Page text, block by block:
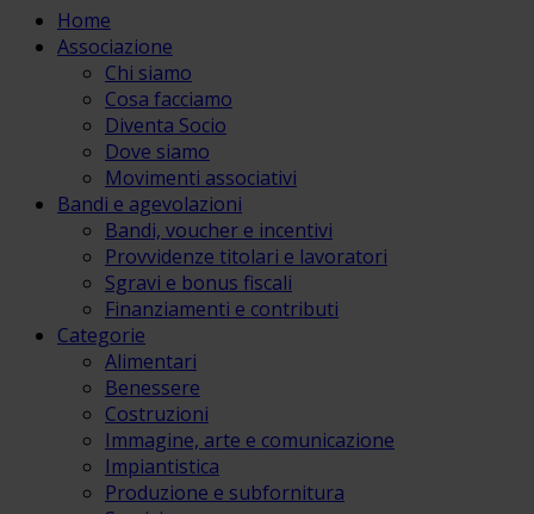
Home
Associazione
Chi siamo
Cosa facciamo
Diventa Socio
Dove siamo
Movimenti associativi
Bandi e agevolazioni
Bandi, voucher e incentivi
Provvidenze titolari e lavoratori
Sgravi e bonus fiscali
Finanziamenti e contributi
Categorie
Alimentari
Benessere
Costruzioni
Immagine, arte e comunicazione
Impiantistica
Produzione e subfornitura